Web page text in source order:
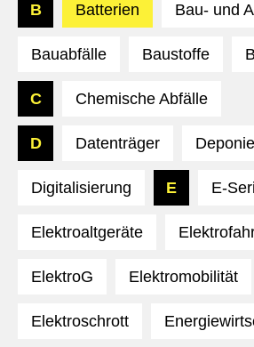
B Batterien Bau- und
Bauabfälle Baustoffe
C Chemische Abfälle
D Datenträger
Digitalisierung E E-
Elektroaltgeräte
ElektroG Elektromobilität
Elektroschrott